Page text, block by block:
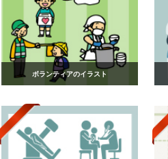
ボランティアのイラスト